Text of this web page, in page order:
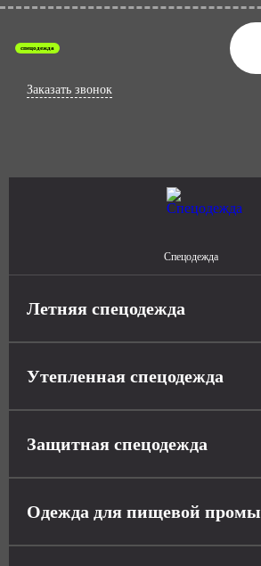
спецодежда
Заказать звонок
Спецодежда
Летняя спецодежда
Утепленная спецодежда
Защитная спецодежда
Одежда для пищевой